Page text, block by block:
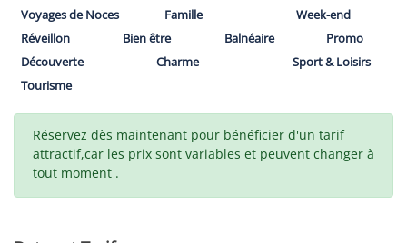
Voyages de Noces
Famille
Week-end
Réveillon
Bien être Balnéaire
Promo
Découverte
Charme
Sport & Loisirs
Tourisme
Réservez dès maintenant pour bénéficier d'un tarif
attractif,car les prix sont variables et peuvent changer à
tout moment .